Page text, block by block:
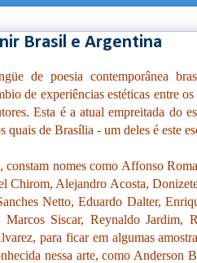
Brasil e Argentina
de poesia contemporânea
de experiências estéticas entre
Esta é a atual empreitada do
quais de Brasília - um deles é este
constam nomes como Affonso
Chirom, Alejandro Acosta,
Netto, Eduardo Dalter,
Marcos Siscar, Reynaldo Jardim,
para ficar em algumas
nessa arte, como Anderson